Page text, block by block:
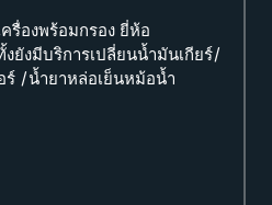
รื่องพร้อมกรอง ยี่ห้อ
งยังมีบริการเปลี่ยนน้ำมันเกียร์/
ร์ /น้ำยาหล่อเย็นหม้อน้ำ